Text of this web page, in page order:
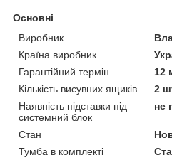
Основні
Виробник
Країна виробник
Гарантійний термін
12
Кількість висувних ящиків
2
Наявність підставки під
системний блок
не
Стан
Тумба в комплекті